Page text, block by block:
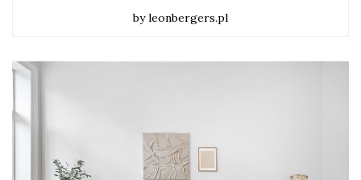
by leonbergers.pl